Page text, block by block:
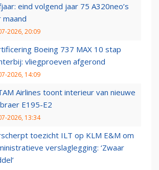
eind volgend jaar 75 A320neo’s
maand
2026, 20:09
Boeing 737 MAX 10 stap
vliegproeven afgerond
2026, 14:09
Airlines toont interieur van nieuwe
E195-E2
2026, 13:34
toezicht ILT op KLM E&M om
verslaglegging: ‘Zwaar